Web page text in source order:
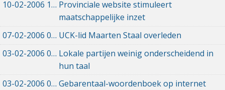
10-02-2006 10-02-2006 00:00
Provinciale website stimuleert
maatschappelijke inzet
07-02-2006 07-02-2006 00:00
UCK-lid Maarten Staal overleden
03-02-2006 03-02-2006 00:00
Lokale partijen weinig onderscheidend in
hun taal
03-02-2006 03-02-2006 00:00
Gebarentaal-woordenboek op internet